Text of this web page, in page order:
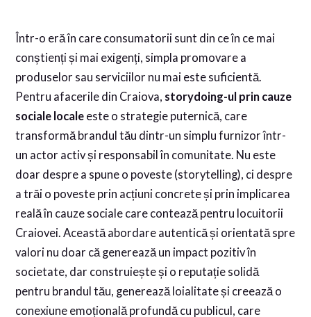
Într-o eră în care consumatorii sunt din ce în ce mai
conștienți și mai exigenți, simpla promovare a
produselor sau serviciilor nu mai este suficientă.
Pentru afacerile din Craiova, storydoing-ul prin cauze
sociale locale este o strategie puternică, care
transformă brandul tău dintr-un simplu furnizor într-
un actor activ și responsabil în comunitate. Nu este
doar despre a spune o poveste (storytelling), ci despre
a trăi o poveste prin acțiuni concrete și prin implicarea
reală în cauze sociale care contează pentru locuitorii
Craiovei. Această abordare autentică și orientată spre
valori nu doar că generează un impact pozitiv în
societate, dar construiește și o reputație solidă
pentru brandul tău, generează loialitate și creează o
conexiune emoțională profundă cu publicul, care